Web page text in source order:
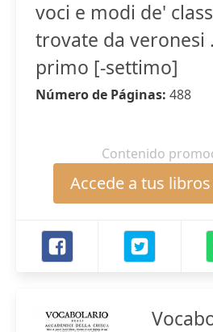
voci e modi de'
trovate da veronesi
primo [-settimo]
Número de Páginas: 488
Contenido
Accede a tus